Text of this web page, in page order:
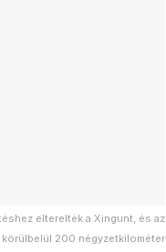
elterelték a Xingunt, és az
200 négyzetkilométer